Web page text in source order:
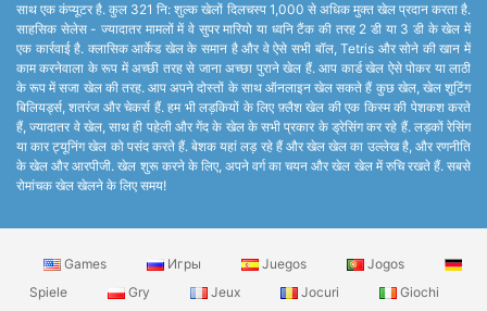
साथ एक कंप्यूटर है. कुल 321 नि: शुल्क खेलों दिलचस्प 1,000 से अधिक मुक्त खेल प्रदान करता है.
साहसिक सेलेस - ज्यादातर मामलों में वे सुपर मारियो या ध्वनि टैंक की तरह 2 डी या 3 डी के खेल में
एक कार्रवाई है. क्लासिक आर्केड खेल के समान है और वे ऐसे सभी बॉल, Tetris और सोने की खान में
काम करनेवाला के रूप में अच्छी तरह से जाना अच्छा पुराने खेल हैं. आप कार्ड खेल ऐसे पोकर या लाठी
के रूप में सजा खेल की तरह. आप अपने दोस्तों के साथ ऑनलाइन खेल सकते हैं कुछ खेल, खेल शूटिंग
बिलियर्ड्स, शतरंज और चेकर्स हैं. हम भी लड़कियों के लिए फ़्लैश खेल की एक किस्म की पेशकश करते
हैं, ज्यादातर वे खेल, साथ ही पहेली और गेंद के खेल के सभी प्रकार के ड्रेसिंग कर रहे हैं. लड़कों रेसिंग
या कार ट्यूनिंग खेल को पसंद करते हैं. बेशक यहां लड़ रहे हैं और खेल खेल का उल्लेख है, और रणनीति
के खेल और आरपीजी. खेल शुरू करने के लिए, अपने वर्ग का चयन और खेल खेल में रुचि रखते हैं. सबसे
रोमांचक खेल खेलने के लिए समय!
Games Игры Juegos
Jogos
Spiele
Gry Jeux Jocuri
Giochi